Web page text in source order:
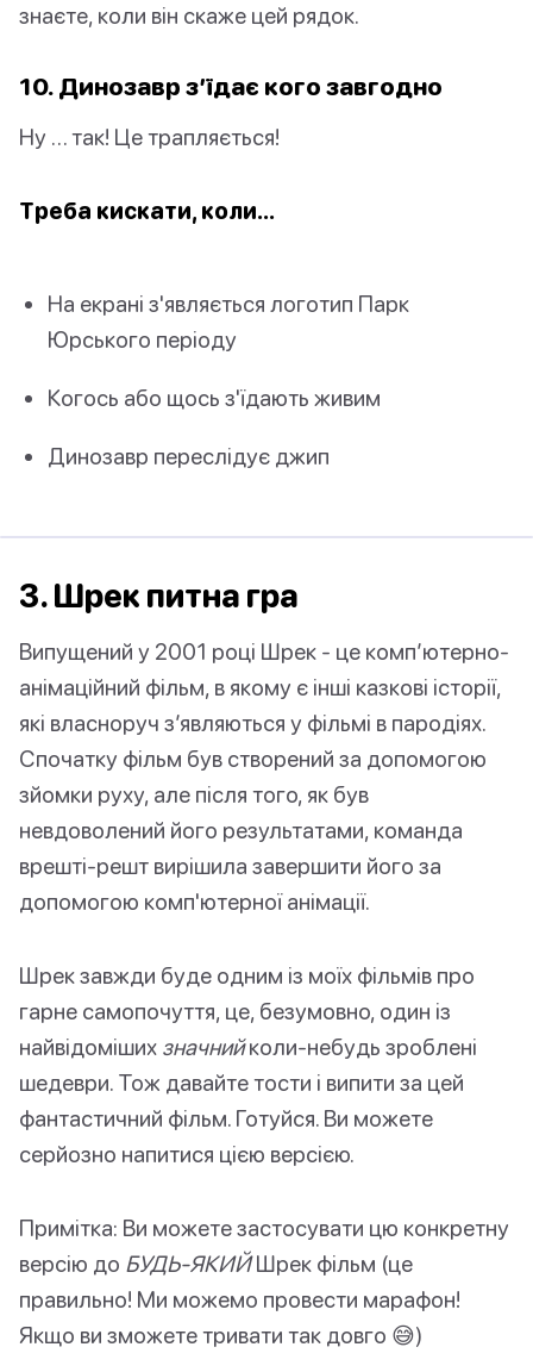
знаєте, коли він скаже цей рядок.
10. Динозавр з’їдає кого завгодно
Ну … так! Це трапляється!
Треба кискати, коли…
На екрані з'являється логотип Парк
Юрського періоду
Когось або щось з'їдають живим
Динозавр переслідує джип
3. Шрек питна гра
Випущений у 2001 році Шрек - це комп’ютерно-
анімаційний фільм, в якому є інші казкові історії,
які власноруч з’являються у фільмі в пародіях.
Спочатку фільм був створений за допомогою
зйомки руху, але після того, як був
невдоволений його результатами, команда
врешті-решт вирішила завершити його за
допомогою комп'ютерної анімації.
Шрек завжди буде одним із моїх фільмів про
гарне самопочуття, це, безумовно, один із
найвідоміших значнийколи-небудь зроблені
шедеври. Тож давайте тости і випити за цей
фантастичний фільм. Готуйся. Ви можете
серйозно напитися цією версією.
Примітка: Ви можете застосувати цю конкретну
версію до БУДЬ-ЯКИЙШрек фільм (це
правильно! Ми можемо провести марафон!
Якщо ви зможете тривати так довго 😅)